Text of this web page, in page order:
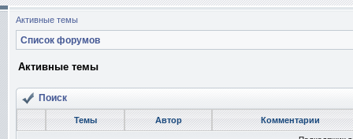
Активные темы
Список форумов
Активные темы
Поиск
Темы Автор Комментарии